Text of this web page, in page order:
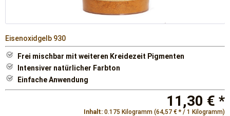
Eisenoxidgelb 930
Frei mischbar mit weiteren Kreidezeit Pigmenten
Intensiver natürlicher Farbton
Einfache Anwendung
11,30 € *
Inhalt: 0.175 Kilogramm (64,57 € * / 1 Kilogramm)